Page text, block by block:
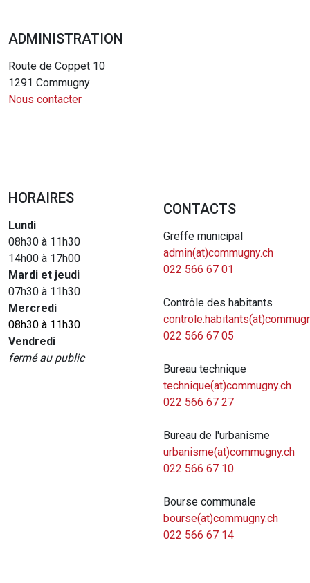
ADMINISTRATION
Route de Coppet 10
1291 Commugny
Nous contacter
HORAIRES
Lundi
08h30 à 11h30
14h00 à 17h00
Mardi et jeudi
07h30 à 11h30
Mercredi
08h30 à 11h30
Vendredi
fermé au public
CONTACTS
Greffe municipal
admin(at)commugny.ch
022 566 67 01
Contrôle des habitants
022 566 67 05
Bureau technique
technique(at)commugny.ch
022 566 67 27
Bureau de l'urbanisme
urbanisme(at)commugny.ch
022 566 67 10
Bourse communale
bourse(at)commugny.ch
022 566 67 14